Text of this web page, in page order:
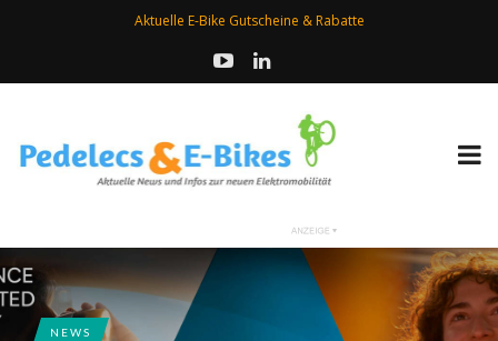
Aktuelle E-Bike Gutscheine & Rabatte
NEWS